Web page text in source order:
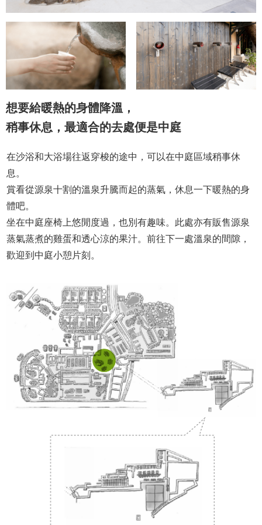
想要給暖熱的身體降溫，
稍事休息，最適合的去處便是中庭
在沙浴和大浴場往返穿梭的途中，可以在中庭區域稍事休
息。
賞看從源泉十割的溫泉升騰而起的蒸氣，休息一下暖熱的身
體吧。
坐在中庭座椅上悠閒度過，也別有趣味。此處亦有販售源泉
蒸氣蒸煮的雞蛋和透心涼的果汁。前往下一處溫泉的間隙，
歡迎到中庭小憩片刻。